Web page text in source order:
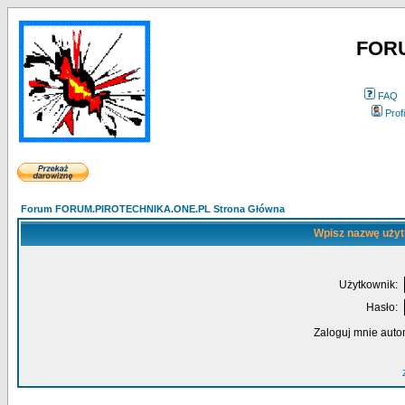
FAQ
Forum FORUM.PIROTECHNIKA.ONE.PL Strona Główna
Wpisz nazwę
Użytkownik:
Hasło:
Zaloguj mnie